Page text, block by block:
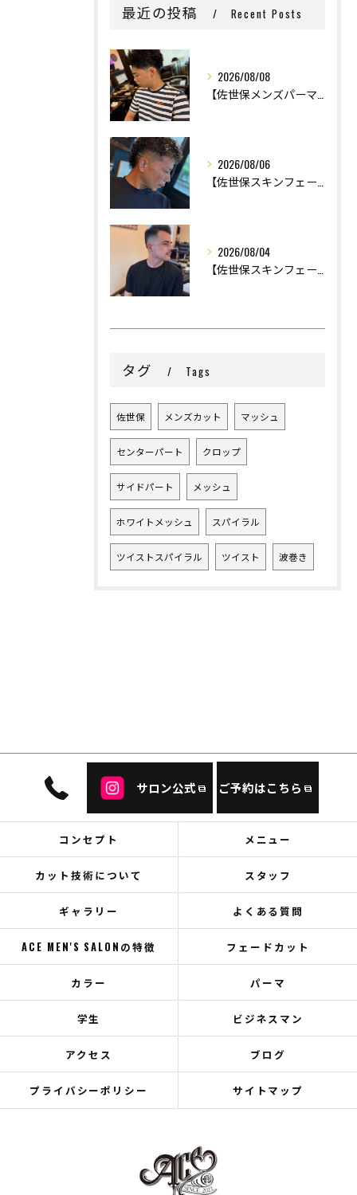
最近の投稿 Recent Posts
2026/08/08
2026/08/06
2026/08/04
タグ Tags
佐世保 メンズカット マッシュ
センターパート クロップ
サイドパート メッシュ
ホワイトメッシュ スパイラル
ツイストスパイラル ツイスト 波巻き
サロン公式 ご予約はこちら
コンセプト メニュー
カット技術について スタッフ
ギャラリー よくある質問
ACE MEN'S SALONの特徴 フェードカット
カラー パーマ
学生 ビジネスマン
アクセス ブログ
プライバシーポリシー サイトマップ